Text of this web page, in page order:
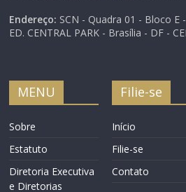
Endereço: SCN - Quadra 01 - Bloco E
ED. CENTRAL PARK - Brasília - DF -
MENU
Sobre
Estatuto
Diretoria Executiva
e Diretorias
Filie-se
Início
Filie-se
Contato